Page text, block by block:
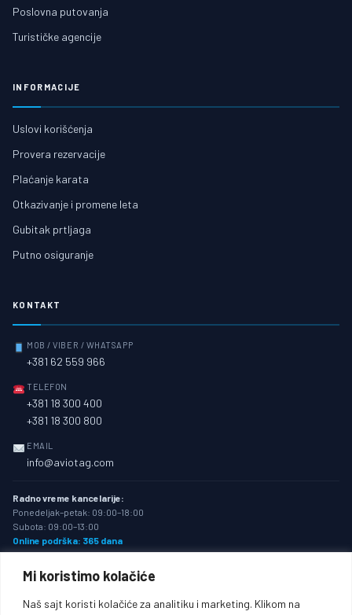
Mi koristimo kolačiće
Naš sajt koristi kolačiće za analitiku i marketing. Klikom na
Poslovna putovanja
Turističke agencije
INFORMACIJE
Uslovi korišćenja
Provera rezervacije
Plaćanje karata
Otkazivanje i promene leta
Gubitak prtljaga
Putno osiguranje
KONTAKT
MOB / VIBER / WHATSAPP
+381 62 559 966
TELEFON
+381 18 300 400
+381 18 300 800
EMAIL
info@aviotag.com
Radno vreme kancelarije:
Ponedeljak–petak: 09:00–18:00
Subota: 09:00–13:00
Online podrška: 365 dana
★ IATA AKREDITOVANI 15+ GODINA